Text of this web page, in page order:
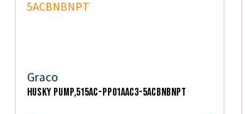
Graco
HUSKY PUMP,515AC-PP01AAC3-5ACBNBNPT